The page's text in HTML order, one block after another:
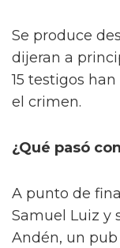
Se produce
dijeran a
15 testigos
el crimen.
¿Qué pasó
A punto de
Samuel Luiz y
Andén, un